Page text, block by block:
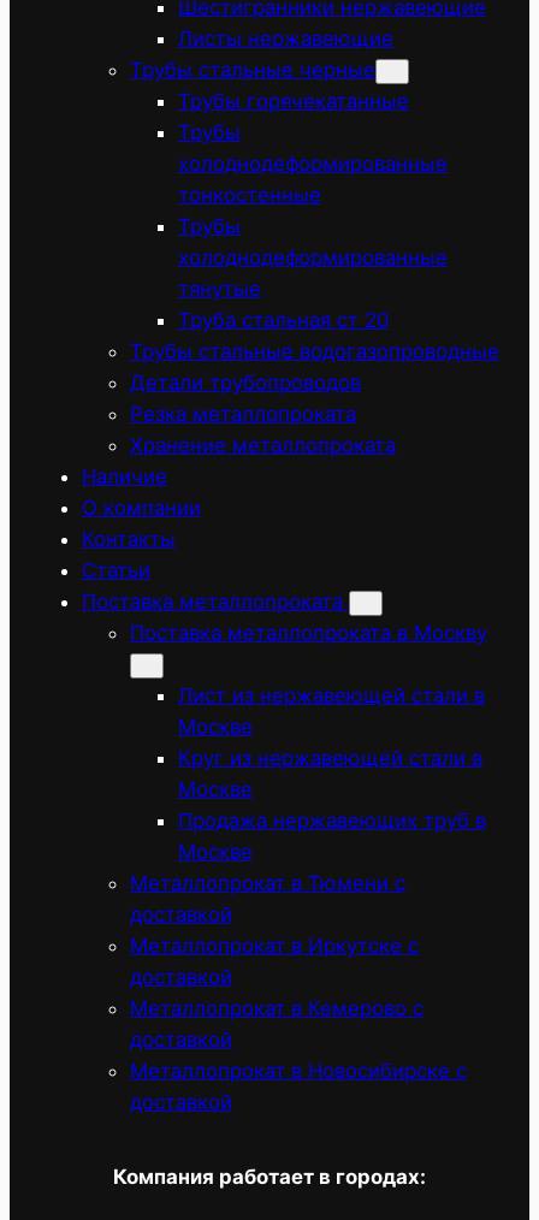
Шестигранники нержавеющие
Листы нержавеющие
Трубы стальные черные
Трубы горячекатанные
Трубы
холоднодеформированные
тонкостенные
Трубы
холоднодеформированные
тянутые
Труба стальная ст 20
Трубы стальные водогазопроводные
Детали трубопроводов
Резка металлопроката
Хранение металлопроката
Наличие
О компании
Контакты
Статьи
Поставка металлопроката
Поставка металлопроката в Москву
Лист из нержавеющей стали в
Москве
Круг из нержавеющей стали в
Москве
Продажа нержавеющих труб в
Москве
Металлопрокат в Тюмени с
доставкой
Металлопрокат в Иркутске с
доставкой
Металлопрокат в Кемерово с
доставкой
Металлопрокат в Новосибирске с
доставкой
Компания работает в городах: